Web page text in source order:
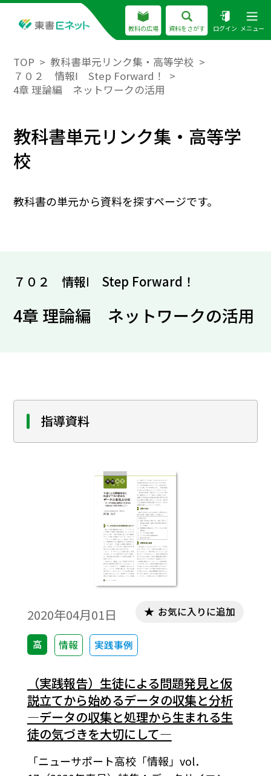
教科の広場 資料をさがす ログイン メニュー
TOP
教科書単元リンク集・高等学校
７０２ 情報Ⅰ Step Forward！
4章 理論編 ネットワークの活用
教科書単元リンク集・高等学
校
教科書の単元から資料を探すページです。
７０２ 情報Ⅰ Step Forward！
4章 理論編 ネットワークの活用
指導資料
2020年04月01日
高 情報 実践事例
お気に入りに追加
（実践報告）生徒による問題発見と仮
説立てから始めるデータの収集と分析
―データの収集と処理から生まれる生
徒の気づきを大切にして―
「ニューサポート高校「情報」vol．